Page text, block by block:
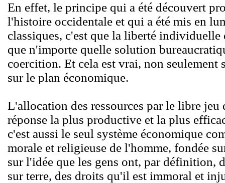
En effet, le principe qui a été découvert
l'histoire occidentale et qui a été mis en
classiques, c'est que la liberté individuelle
que n'importe quelle solution
coercition. Et cela est vrai, non
sur le plan économique.
L'allocation des ressources par le libre jeu
réponse la plus productive et la plus
c'est aussi le seul système économique
morale et religieuse de l'homme, fondée
sur l'idée que les gens ont, par définition,
sur terre, des droits qu'il est immoral et